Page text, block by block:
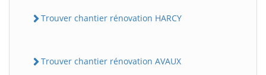
Trouver chantier rénovation HARCY
Trouver chantier rénovation AVAUX